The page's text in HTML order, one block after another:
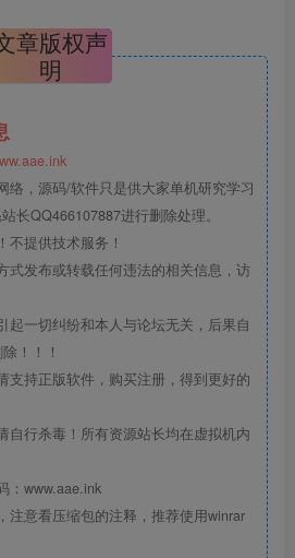
章版权声
明
络，源码/软件只是供大家单机研究学习
长QQ466107887进行删除处理。
不提供技术服务！
式发布或转载任何违法的相关信息，访
起一切纠纷和本人与论坛无关，后果自
！！！
支持正版软件，购买注册，得到更好的
自行杀毒！所有资源站长均在虚拟机内
：www.aae.ink
注意看压缩包的注释，推荐使用winrar